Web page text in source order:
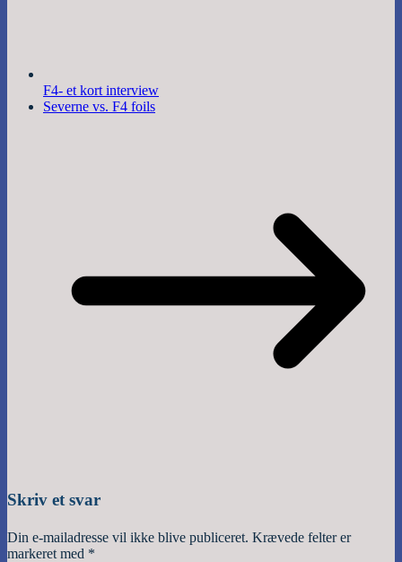
F4- et kort interview
Severne vs. F4 foils
Skriv et svar
Din e-mailadresse vil ikke blive publiceret. Krævede felter er
markeret med *